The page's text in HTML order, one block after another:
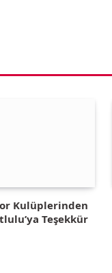
Kulüplerinden
Teşekkür